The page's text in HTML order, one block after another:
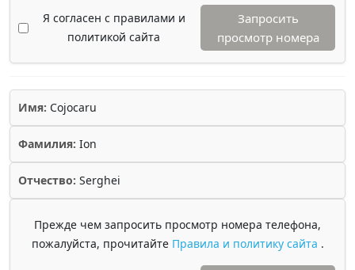
Я согласен с правилами и
политикой сайта
Запросить
просмотр номера
Имя: Cojocaru
Фамилия: Ion
Отчество: Serghei
Прежде чем запросить просмотр номера телефона,
пожалуйста, прочитайте Правила и политику сайта .